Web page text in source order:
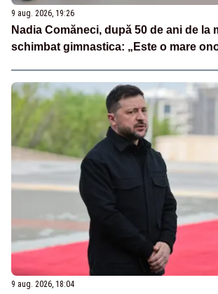
9 aug. 2026, 19:26
Nadia Comăneci, după 50 de ani de la
schimbat gimnastica: „Este o mare
9 aug. 2026, 18:04